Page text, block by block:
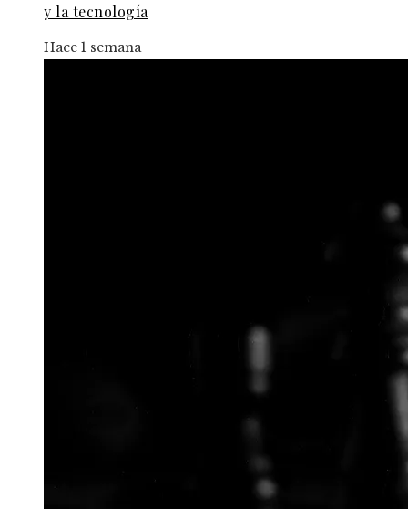
y la tecnología
Hace 1 semana